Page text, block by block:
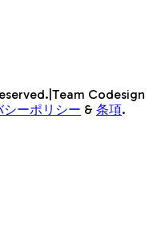
Team Codesign
シーポリシー & 条項.